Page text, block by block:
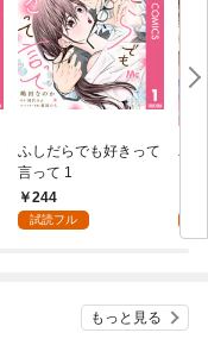
ふしだらでも好きって
言って 1
244
試読フル
パ
もっと見る